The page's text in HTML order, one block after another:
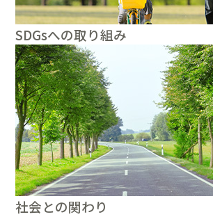
SDGsへの取り組み
社会との関わり